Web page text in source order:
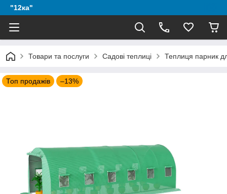
"12ка"
Товари та послуги Садові теплиці Теплиця парник
Топ продажів –13%